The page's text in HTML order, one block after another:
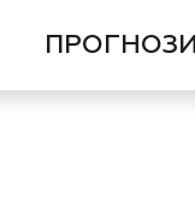
ПРОГНОЗИ